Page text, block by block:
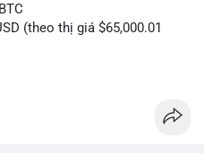
(theo thị giá $65,000.01
mempool, mức chuyển động